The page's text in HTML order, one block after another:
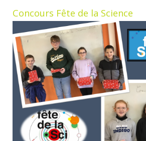
Concours Fête de la Science